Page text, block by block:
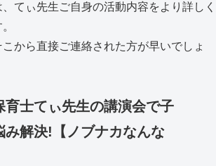
てぃ先生ご自身の活動内容をより詳しく
から直接ご連絡された方が早いでしょ
育士てぃ先生の講演会で子
み解決!【ノブナカなんな